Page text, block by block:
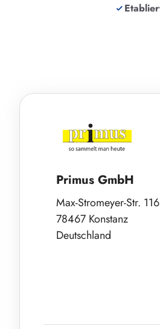
Primus GmbH
Max-Stromeyer-Str. 116
78467 Konstanz
Deutschland